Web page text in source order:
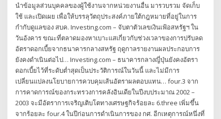
นำข้อมูลส่วนบุคคลของผู้ใช้งานจากหน่วยงานอื่น มารวบรวม จัดเก็บ
ใช้ และเปิดเผย เพื่อให้บรรลุวัตถุประสงค์ภายใต้กฎหมายที่อยู่ในการ
กำกับดูแลของ สบค. Investing.com – จับตาตัวเลขเงินเฟ้อสหรัฐฯ ใน
วันอังคาร ขณะที่ตลาดมองหาเบาะแสเกี่ยวกับช่วงเวลาของการปรับลด
อัตราดอกเบี้ยจากธนาคารกลางสหรัฐ ฤดูกาลรายงานผลประกอบการ
ยังคงดำเนินต่อไป… Investing.com – ธนาคารกลางญี่ปุ่นยังคงอัตรา
ดอกเบี้ยไว้ที่ระดับต่ำสุดเป็นประวัติการณ์ในวันนี้ และไม่มีการ
เปลี่ยนแปลงนโยบายการควบคุมเส้นอัตราผลตอบแทน… four.3 จาก
การคาดการณ์ของกระทรวงการคลังอินเดียในปีงบประมาณ 2002 –
2003 จะมีอัตราการเจริญเติบโตทางเศรษฐกิจร้อยละ 6.three เพิ่มขึ้น
จากร้อยละ four.4 ในปีก่อนการดำเนินการของ กศ. อีกเหตุการณ์หนึ่งที่